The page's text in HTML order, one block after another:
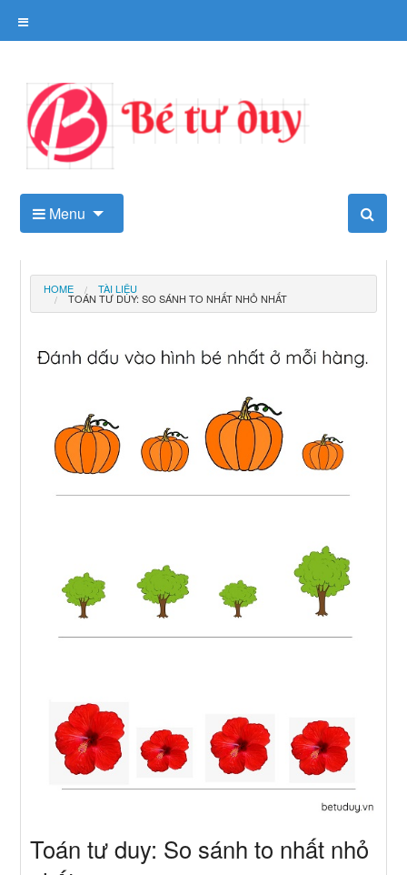
Kho tài liệu tư duy cho trẻ
Menu
HOME TÀI LIỆU
TOÁN TƯ DUY: SO SÁNH TO NHẤT NHỎ NHẤT
Toán tư duy: So sánh to nhất nhỏ